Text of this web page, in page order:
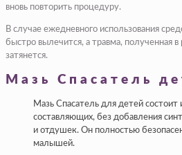
вновь повторить процедуру.
В случае ежедневного использования
быстро вылечится, а травма, полученная в
затянется.
Мазь Спасатель
Мазь Спасатель для детей состоит
составляющих, без добавления
и отдушек. Он полностью
малышей.